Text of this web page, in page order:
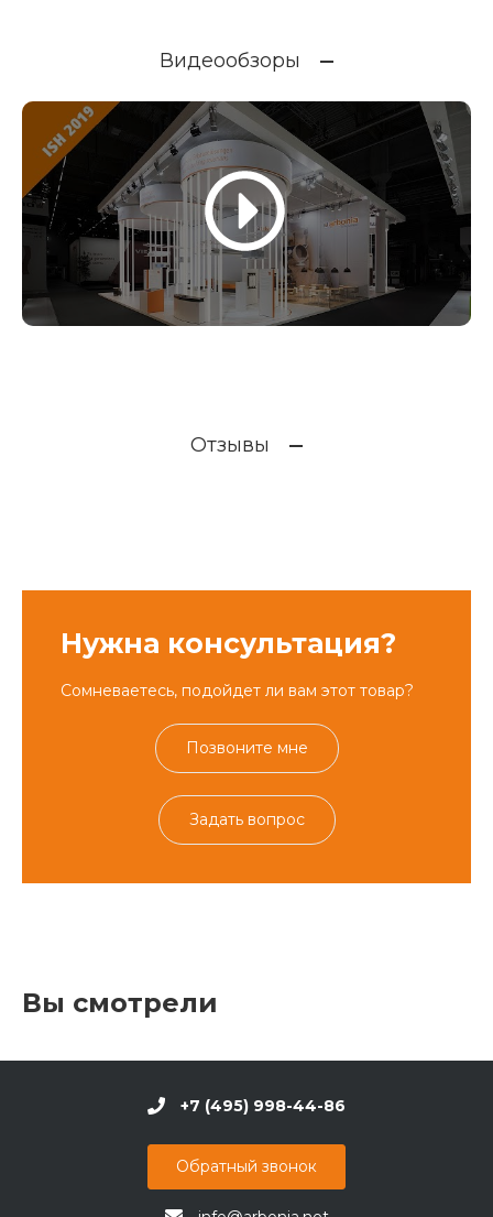
Видеообзоры
Отзывы
Нужна консультация?
Сомневаетесь, подойдет ли вам этот товар?
Позвоните мне
Задать вопрос
Вы смотрели
+7 (495) 998-44-86
Обратный звонок